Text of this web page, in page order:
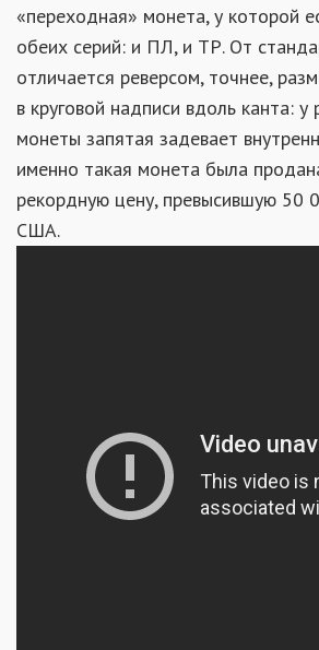
«переходная» монета, у которой
обеих серий: и ПЛ, и ТР. От
отличается реверсом, точнее,
в круговой надписи вдоль канта: у
монеты запятая задевает
именно такая монета была
рекордную цену, превысившую 50
США.